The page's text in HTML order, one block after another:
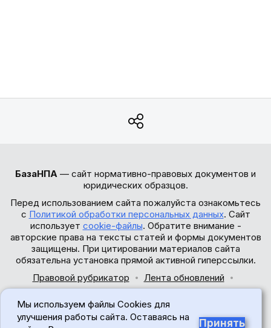
БазаНПА — сайт нормативно-правовых документов и
юридических образцов.
Перед использованием сайта пожалуйста ознакомьтесь
с Политикой обработки персональных данных. Сайт
использует cookie-файлы. Обратите внимание -
авторские права на тексты статей и формы документов
защищены. При цитировании материалов сайта
обязательна установка прямой активной гиперссылки.
Правовой рубрикатор
Лента обновлений
© 2017-2026
Мы используем файлы Cookies для
улучшения работы сайта. Оставаясь на
Принять